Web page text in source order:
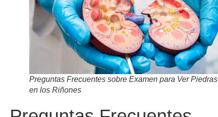
Preguntas Frecuentes sobre Examen para Ver Piedras
en los Riñones